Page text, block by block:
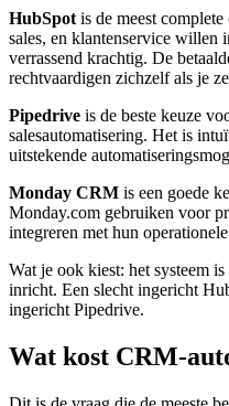
HubSpot is de meest
sales, en klantenservice willen
verrassend krachtig. De
rechtvaardigen zichzelf als je
Pipedrive is de beste keuze
salesautomatisering. Het is
uitstekende
Monday CRM is een goede
Monday.com gebruiken voor
integreren met hun
Wat je ook kiest: het systeem
inricht. Een slecht ingericht
ingericht Pipedrive.
Wat kost CRM-